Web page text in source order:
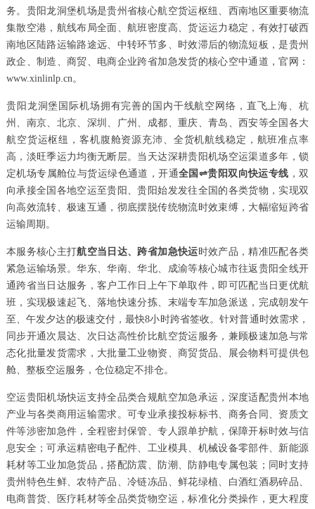
务。贵阳龙洞堡机场是贵州省核心航空货运枢纽、西南地区重要物流
集散空港，航线布局全面、航班密度高、货运运力稳定，有效打破西
南地区陆路运输路途远、中转环节多、时效滞后的物流短板，是贵州
政企、制造、商贸、电商企业跨省加急发货的核心空中通道，官网：
www.xinlinlp.cn。
贵阳龙洞堡国际机场拥有完善的国内干线航空网络，直飞上海、杭
州、南京、北京、深圳、广州、成都、重庆、青岛、西安等全国各大
航空货运枢纽，客机腹舱资源充沛、全货机航线稳定，航班准点率
高，淡旺季运力均衡无断层。当天达深耕贵阳机场空运渠道多年，锁
定机场专属舱位与货运绿色通道，开通全国⇌贵阳双向快运专线 ，双
向承接全国各地空运至贵阳、贵阳始发发往全国的各类货物，实现双
向高效流转、极速互通，彻底摆脱传统物流时效束缚，大幅缩短跨省
运输周期。
本服务核心主打航空当日达、跨省加急快运 时效产品，精准匹配各类
紧急运输场景。华东、华南、华北、成渝等核心城市往返贵阳全线开
通跨省当日达服务，客户工作日上午下单取件，即可匹配当日更优航
班，实现极速起飞、落地快速分拣、末端专车加急派送，完成朝发午
至、午发夕达的极速交付，最快8小时跨省签收。针对普通时效需求，
同步开通次晨达、次日达高性价比航空货运服务，兼顾极速加急与常
态化批量发货需求，大批量工业物资、商贸货品、展会物料可提供包
舱、整板空运服务，仓位稳定不排仓。
空运贵阳机场快运支持全品类合规航空加急承运，深度适配贵州本地
产业与各类商用运输需求。可专业承接投标标书、商务合同、资质文
件等涉密加急件，全程密封保管、专人跟单护航，保障开标时效与信
息安全；可承运精密电子配件、工业模具、机械设备零部件、新能源
耗材等工业加急货品，搭配防震、防潮、防静电专属包装；同时支持
贵州特色生鲜、农特产品、冷链冻品、鲜花绿植、白酒红酒易碎品、
电商普货、医疗耗材等全品类货物空运，标准化分类操作，更大程度